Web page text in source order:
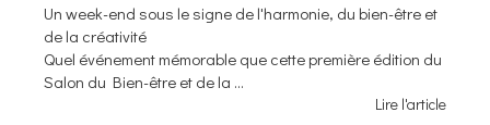
Un week-end sous le signe de l'harmonie, du bien-être et
de la créativité
Quel événement mémorable que cette première édition du
Salon du Bien-être et de la ...
Lire l'article